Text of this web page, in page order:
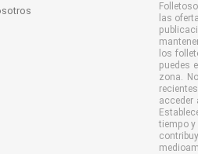
las
los
puedes
zona.
acceder
tiempo y